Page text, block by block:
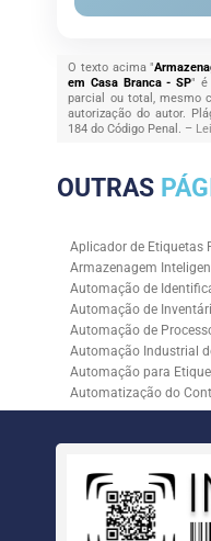
O texto acima "
em Casa Branca - SP" é
parcial ou total, mesmo
autorização do autor.
184 do Código Penal. –
OUTRAS
Aplicador de Etiquetas
Armazenagem
Automação de
Automação de
Automação de
Automação Industrial
Automação para
Automatização do
Controle de Estoque
Empresa de
Empresa de
Empresa de Soluções